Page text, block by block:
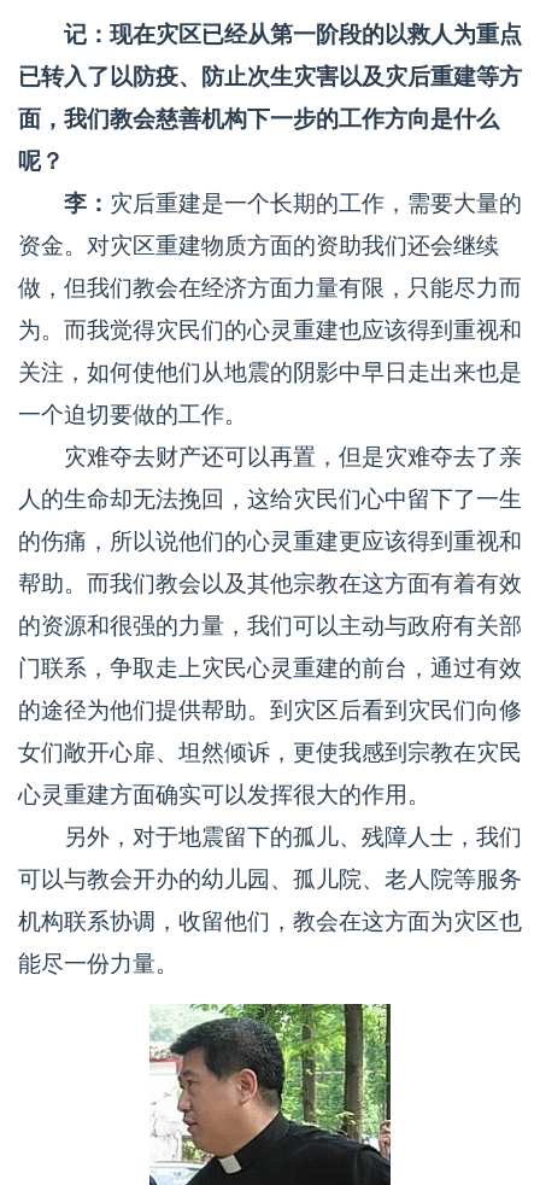
记：现在灾区已经从第一阶段的以救人为重点
已转入了以防疫、防止次生灾害以及灾后重建等方
面，我们教会慈善机构下一步的工作方向是什么
呢？
李： 灾后重建是一个长期的工作，需要大量的
资金。对灾区重建物质方面的资助我们还会继续
做，但我们教会在经济方面力量有限，只能尽力而
为。而我觉得灾民们的心灵重建也应该得到重视和
关注，如何使他们从地震的阴影中早日走出来也是
一个迫切要做的工作。
灾难夺去财产还可以再置，但是灾难夺去了亲
人的生命却无法挽回，这给灾民们心中留下了一生
的伤痛，所以说他们的心灵重建更应该得到重视和
帮助。而我们教会以及其他宗教在这方面有着有效
的资源和很强的力量，我们可以主动与政府有关部
门联系，争取走上灾民心灵重建的前台，通过有效
的途径为他们提供帮助。到灾区后看到灾民们向修
女们敞开心扉、坦然倾诉，更使我感到宗教在灾民
心灵重建方面确实可以发挥很大的作用。
另外，对于地震留下的孤儿、残障人士，我们
可以与教会开办的幼儿园、孤儿院、老人院等服务
机构联系协调，收留他们，教会在这方面为灾区也
能尽一份力量。